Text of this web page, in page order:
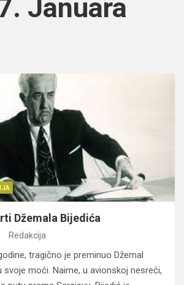
Januara
Džemala Bijedića
Redakcija
tragično je preminuo Džemal
svoje moći. Naime, u avionskoj nesreći,